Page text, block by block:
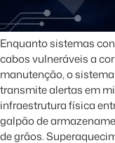
Enquanto sistemas
cabos vulneráveis a
manutenção, o
transmite alertas em
infraestrutura física
galpão de
de grãos.